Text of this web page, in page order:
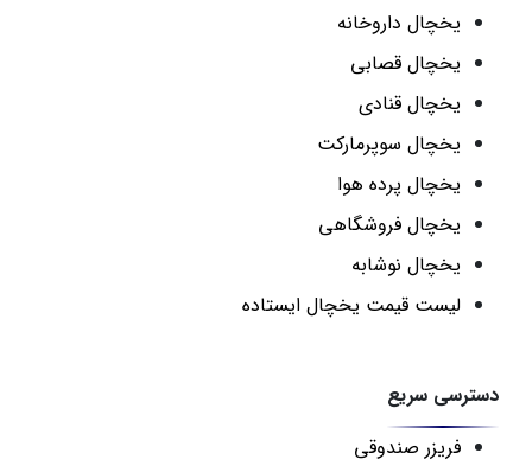
یخچال داروخانه
یخچال قصابی
یخچال قنادی
یخچال سوپرمارکت
یخچال پرده هوا
یخچال فروشگاهی
یخچال نوشابه
لیست قیمت یخچال ایستاده
دسترسی سریع
فریزر صندوقی